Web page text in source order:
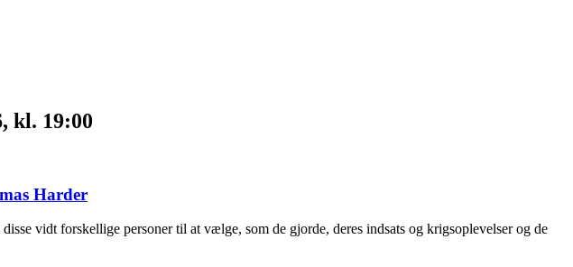
kl. 19:00
Harder
vidt forskellige personer til at vælge, som de gjorde, deres indsats og krigsoplevelser og de